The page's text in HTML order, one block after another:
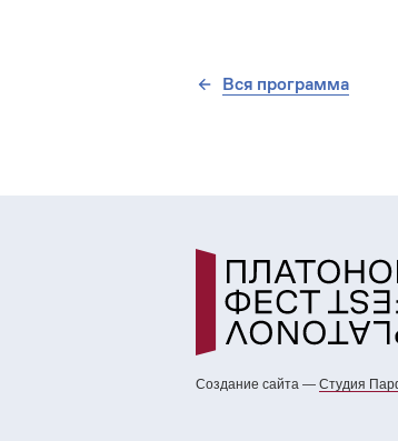
Вся программа
Создание сайта — Cтудия